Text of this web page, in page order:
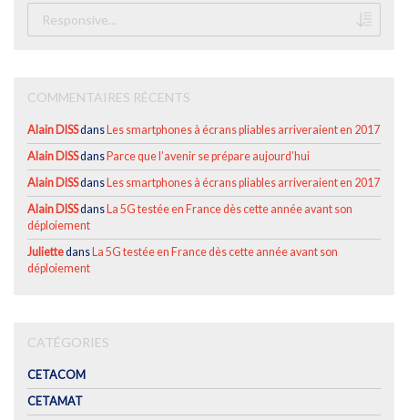
COMMENTAIRES RÉCENTS
Alain DISSdans Les smartphones à écrans pliables arriveraient en 2017
Alain DISSdans Parce que l’avenir se prépare aujourd’hui
Alain DISSdans Les smartphones à écrans pliables arriveraient en 2017
Alain DISSdans La 5G testée en France dès cette année avant son
déploiement
Juliettedans La 5G testée en France dès cette année avant son
déploiement
CATÉGORIES
CETACOM
CETAMAT